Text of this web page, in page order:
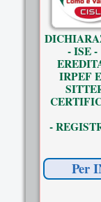
- ISE
IRPEF
-
Per